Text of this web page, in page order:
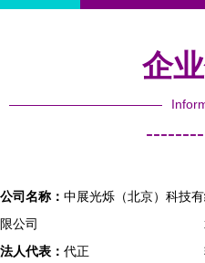
企
公司名称： 中展光烁（北京）科技有
限公司
法人代表： 代正